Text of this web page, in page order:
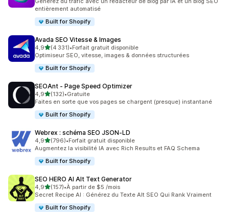
entièrement automatisé
Built for Shopify
Avada SEO Vitesse & Images
4,9étoile(s) sur 5
(4 331)
4331 avis au total
•Forfait gratuit disponible
Optimiseur SEO, vitesse, images & données structurées
Built for Shopify
SEOAnt ‑ Page Speed Optimizer
4,9étoile(s) sur 5
(132)
132 avis au total
•Gratuite
Faites en sorte que vos pages se chargent (presque) instantané
Built for Shopify
Webrex : schéma SEO JSON‑LD
4,9étoile(s) sur 5
(796)
796 avis au total
•Forfait gratuit disponible
Augmentez la visibilité IA avec Rich Results et FAQ Schema
Built for Shopify
SEO HERO AI Alt Text Generator
4,9étoile(s) sur 5
(157)
157 avis au total
•À partir de $5 /mois
Secret Recipe AI : Générez du Texte Alt SEO Qui Rank Vraiment
Built for Shopify